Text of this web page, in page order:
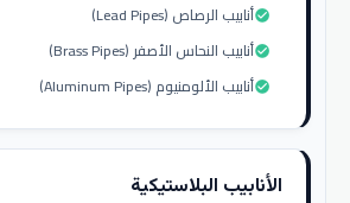
أنابيب الرصاص (Lead Pipes)check_circle
أنابيب النحاس الأصفر (Brass Pipes)check_circle
أنابيب الألومنيوم (Aluminum Pipes)check_circle
الأنابيب البلاستيكية